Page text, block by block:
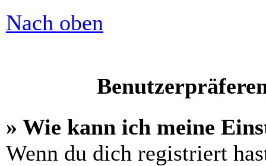
Nach oben
» Wie kann ich meine
Wenn du dich registriert